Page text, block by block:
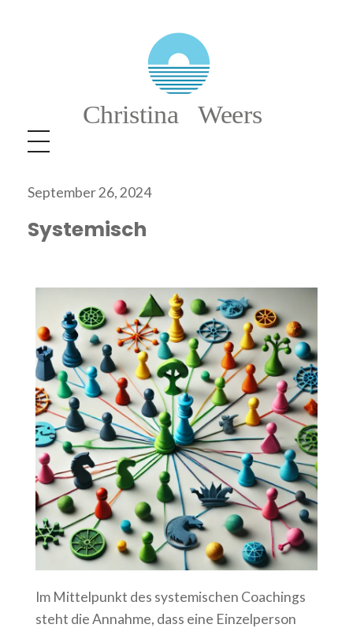
Christina Weers
Systemisch
September 26, 2024
Im Mittelpunkt des systemischen Coachings
steht die Annahme, dass eine Einzelperson